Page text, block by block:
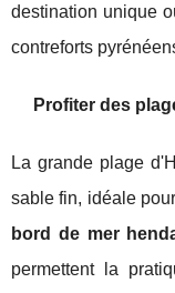
destination unique
contreforts
Profiter des
La grande plage
sable fin, idéale
bord de mer
permettent la